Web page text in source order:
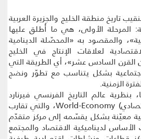
تاريخ منطقة الخليج والجزيرة العربية
المرحلة الأولى، هي ما أُطلق عليها
والمقصود به «المحصّلة الدينامية
لعلاقات الإنتاج في الخليج
من القرن السادس عشر»، أي الطريقة التي
بشكل يتناسب مع تطوّر ونضج
الزمنية.
عالم التاريخ الفرنسي فيرنارد
بوردويل (العالم - الاقتصادي) World-Economy، والتي تقارب
معيّنة بشكل يقسّمه إلى مركز متقدّم
الأساس لديناميكية الاقتصاد والمجتمع